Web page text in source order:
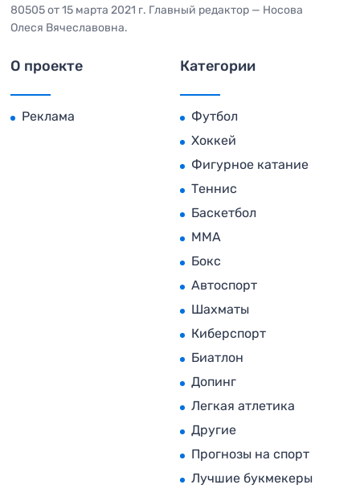
80505 от 15 марта 2021 г. Главный редактор — Носова
Олеся Вячеславовна.
О проекте
Реклама
Категории
Футбол
Хоккей
Фигурное катание
Теннис
Баскетбол
MMA
Бокс
Автоспорт
Шахматы
Киберспорт
Биатлон
Допинг
Легкая атлетика
Другие
Прогнозы на спорт
Лучшие букмекеры